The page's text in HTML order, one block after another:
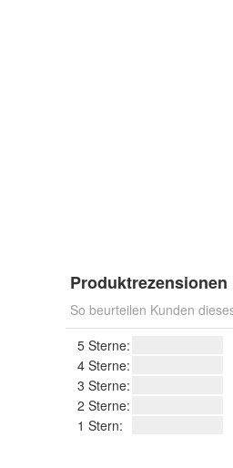
Produktrezensionen
So beurteilen Kunden
5 Sterne:
4 Sterne:
3 Sterne:
2 Sterne:
1 Stern: